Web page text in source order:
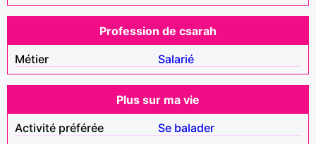
Profession de csarah
Métier
Salarié
Plus sur ma vie
Activité préférée
Se balader